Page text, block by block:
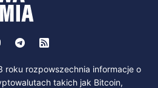
roku rozpowszechnia informacje o
takich jak Bitcoin,